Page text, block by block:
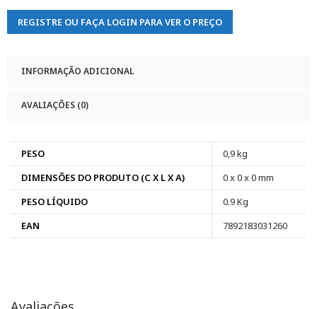
REGISTRE OU FAÇA LOGIN PARA VER O PREÇO
INFORMAÇÃO ADICIONAL
AVALIAÇÕES (0)
PESO
0,9 kg
DIMENSÕES DO PRODUTO (C X L X A)
0 x 0 x 0 mm
PESO LÍQUIDO
0.9 Kg
EAN
7892183031260